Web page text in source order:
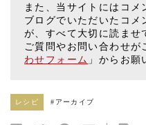
また、当サイトにはコ
ブログでいただいたコメ
が、すべて大切に読ませ
ご質問やお問い合わせが
わせフォーム 」からお願
レシピ # アーカイブ